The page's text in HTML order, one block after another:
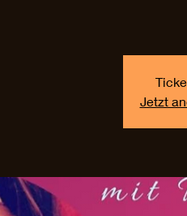
Jetzt